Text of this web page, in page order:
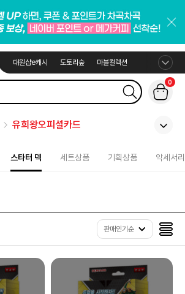
대원샵e캐시 도토리숲 마블컬렉션
0
유희왕오피셜카드
스타터 덱 세트상품 기획상품 악세서리
판매인기순